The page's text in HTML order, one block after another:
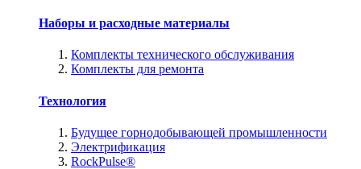
Наборы и расходные материалы
Комплекты технического обслуживания
Комплекты для ремонта
Технология
Будущее горнодобывающей промышленности
Электрификация
RockPulse®